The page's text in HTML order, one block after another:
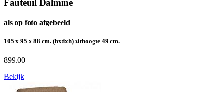
Fauteuil Dalmine
als op foto afgebeeld
105 x 95 x 88 cm. (bxdxh) zithoogte 49 cm.
899.00
Bekijk